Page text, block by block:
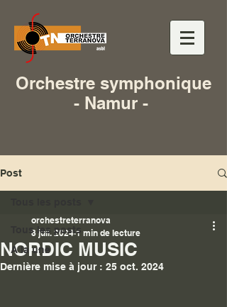
Orchestre symphonique
- Namur -
Post
Tous les posts
A la une
NORDIC MUSIC
orchestreterranova
8 juil. 2024 1 min de lecture
Dernière mise à jour : 25 oct. 2024